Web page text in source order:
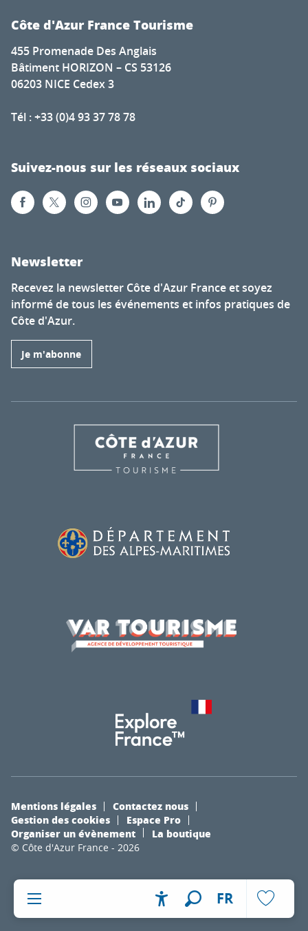
AccessibilitéVoir les
Recherche
FR
Côte d'Azur France Tourisme
455 Promenade Des Anglais
Bâtiment HORIZON – CS 53126
06203 NICE Cedex 3
Tél : +33 (0)4 93 37 78 78
Suivez-nous sur les réseaux sociaux
Newsletter
Recevez la newsletter Côte d'Azur France et soyez
informé de tous les événements et infos pratiques de
Côte d'Azur.
Je m'abonne
© Côte d'Azur France - 2026
Mentions légales
Contactez nous
Gestion des cookies
Espace Pro
Organiser un évènement
La boutique